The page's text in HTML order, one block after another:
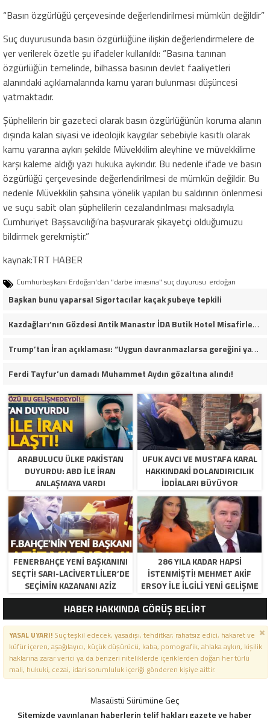
“Basın özgürlüğü çerçevesinde değerlendirilmesi mümkün değildir”
Suç duyurusunda basın özgürlüğüne ilişkin değerlendirmelere de
yer verilerek özetle şu ifadeler kullanıldı: “Basına tanınan
özgürlüğün temelinde, bilhassa basının devlet faaliyetleri
alanındaki açıklamalarında kamu yararı bulunması düşüncesi
yatmaktadır.
Şüphelilerin bir gazeteci olarak basın özgürlüğünün koruma alanın
dışında kalan siyasi ve ideolojik kaygılar sebebiyle kasıtlı olarak
kamu yararına aykırı şekilde Müvekkilim aleyhine ve müvekkilime
karşı kaleme aldığı yazı hukuka aykırıdır. Bu nedenle ifade ve basın
özgürlüğü çerçevesinde değerlendirilmesi de mümkün değildir. Bu
nedenle Müvekkilin şahsına yönelik yapılan bu saldırının önlenmesi
ve suçu sabit olan şüphelilerin cezalandırılması maksadıyla
Cumhuriyet Başsavcılığı’na başvurarak şikayetçi olduğumuzu
bildirmek gerekmiştir.”
kaynak:TRT HABER
Cumhurbaşkanı Erdoğan'dan "darbe imasına" suç duyurusu erdoğan
Başkan bunu yaparsa! Sigortacılar kaçak şubeye tepkili
Kazdağları’nın Gözdesi Antik Manastır İDA Butik Hotel Misafirlerinden Tam Not Alıyor
Trump’tan İran açıklaması: “Uygun davranmazlarsa gereğini yaparım”
Ferdi Tayfur’un damadı Muhammet Aydın gözaltına alındı!
ARABULUCU ÜLKE PAKISTAN
DUYURDU: ABD ILE İRAN
ANLAŞMAYA VARDI
UFUK AVCI VE MUSTAFA KARAL
HAKKINDAKI DOLANDIRICILIK
İDDIALARI BÜYÜYOR
FENERBAHÇE YENI BAŞKANINI
SEÇTI! SARI-LACIVERTLILER’DE
SEÇIMIN KAZANANI AZIZ
YILDIRIM OLDU
286 YILA KADAR HAPSI
ISTENMIŞTI! MEHMET AKIF
ERSOY ILE ILGILI YENI GELIŞME
HABER HAKKINDA GÖRÜŞ BELİRT
YASAL UYARI!Suç teşkil edecek, yasadışı, tehditkar, rahatsız edici, hakaret ve
küfür içeren, aşağılayıcı, küçük düşürücü, kaba, pornografik, ahlaka aykırı, kişilik
haklarına zarar verici ya da benzeri niteliklerde içeriklerden doğan her türlü
mali, hukuki, cezai, idari sorumluluk içeriği gönderen kişiye aittir.
Masaüstü Sürümüne Geç
Sitemizde yayınlanan haberlerin telif hakları gazete ve haber